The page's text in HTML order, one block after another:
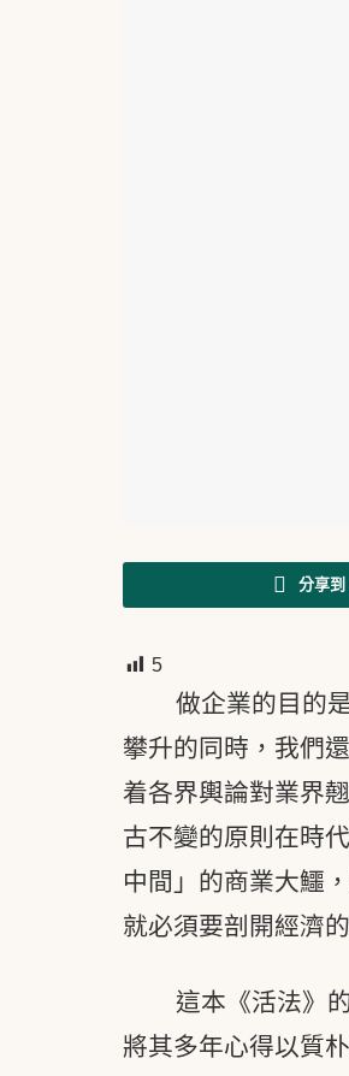
分享
5
做企業的目的
攀升的同時，我們
着各界輿論對業界
古不變的原則在時
中間」的商業大鱷
就必須要剖開經濟
這本《活法》
將其多年心得以質